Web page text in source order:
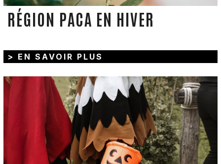
RÉGION PACA EN HIVER
> EN SAVOIR PLUS